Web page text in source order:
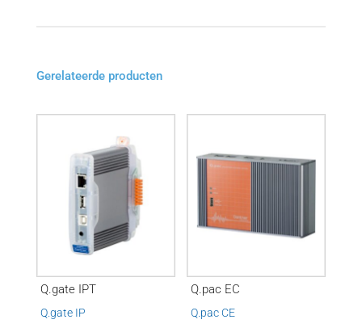
Gerelateerde producten
Q.gate IPT
Q.gate IP
Q.pac EC
Q.pac CE